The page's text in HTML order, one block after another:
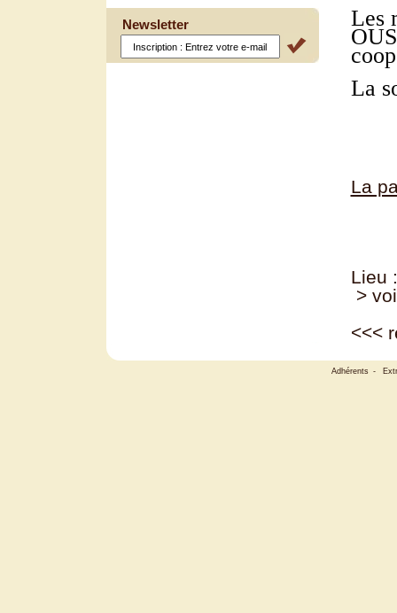
Les
La
La
Lieu
>
<<<
Newsletter
Adhérents -